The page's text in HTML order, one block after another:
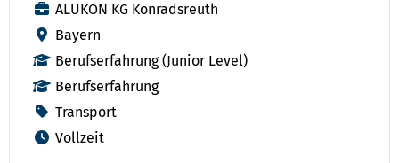
ALUKON KG Konradsreuth
Bayern
Berufserfahrung (Junior Level)
Berufserfahrung
Transport
Vollzeit